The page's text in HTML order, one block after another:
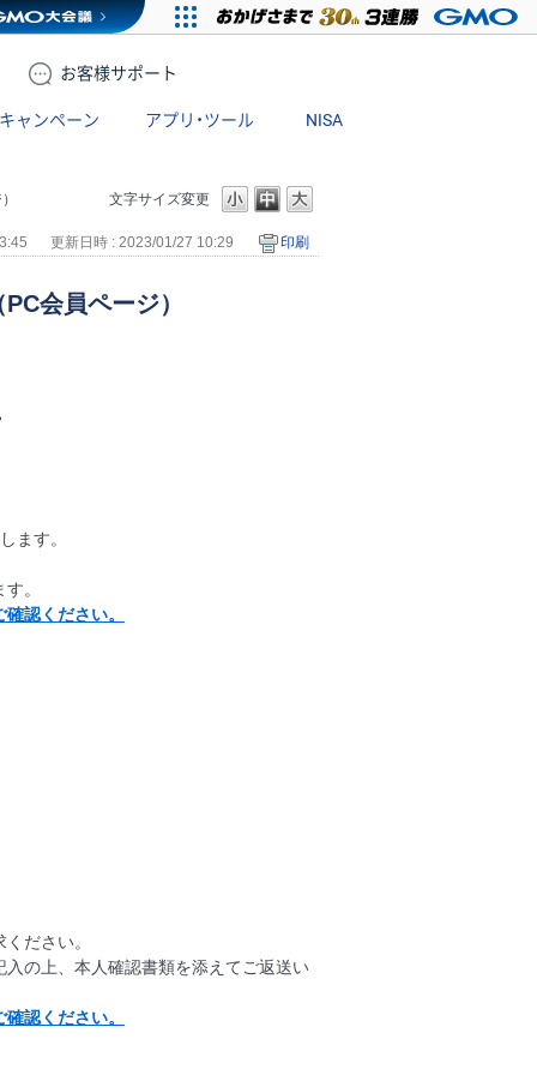
お客様サポート
キャンペーン アプリ・ツール NISA
文字サイズ変更
更新日時 : 2023/01/27 10:29 印刷
会員ページ）
ます。
。
認ください。
ださい。
の上、本人確認書類を添えてご返送い
認ください。